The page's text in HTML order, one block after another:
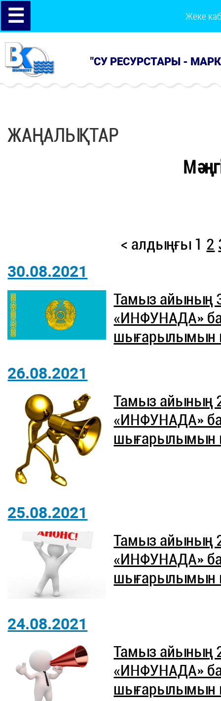
☰ Жеке
"СУ РЕСУРСТАРЫ -
ЖАҢАЛЫҚТАР
< алдыңғы 1 2
30.08.2021
Тамыз айының
«ИНФУНАДА»
шығарылымын
26.08.2021
Тамыз айының
«ИНФУНАДА»
шығарылымын
25.08.2021
Тамыз айының
«ИНФУНАДА»
шығарылымын
24.08.2021
Тамыз айының
«ИНФУНАДА»
шығарылымын